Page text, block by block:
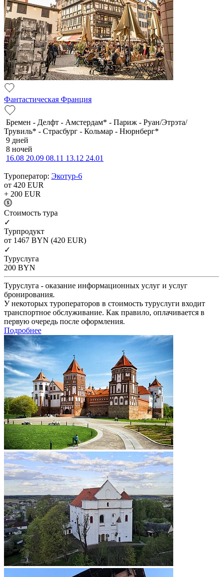
Фантастическая Франция
Бремен - Делфт - Амстердам* - Париж - Руан/Этрэта/
Трувиль* - Страсбург - Кольмар - Нюрнберг*
9 дней
8 ночей
16.08 20.09 08.11 13.12 24.01
Туроператор: Экотур-6
от 420 EUR
+ 200 EUR
Cтоимость тура
✓
Турпродукт
от 1467 BYN (420 EUR)
✓
Туруслуга
200 BYN
Туруслуга - оказание информационных услуг и услуг
бронирования.
У некоторых туроператоров в стоимость туруслуги входит
транспортное обслуживание. Как правило, оплачивается в
первую очередь после оформления.
Подробнее